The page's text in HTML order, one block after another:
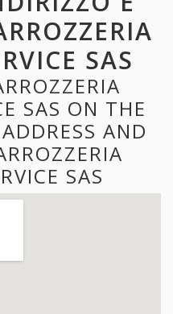
SAS
SAS ON THE
AND
SAS